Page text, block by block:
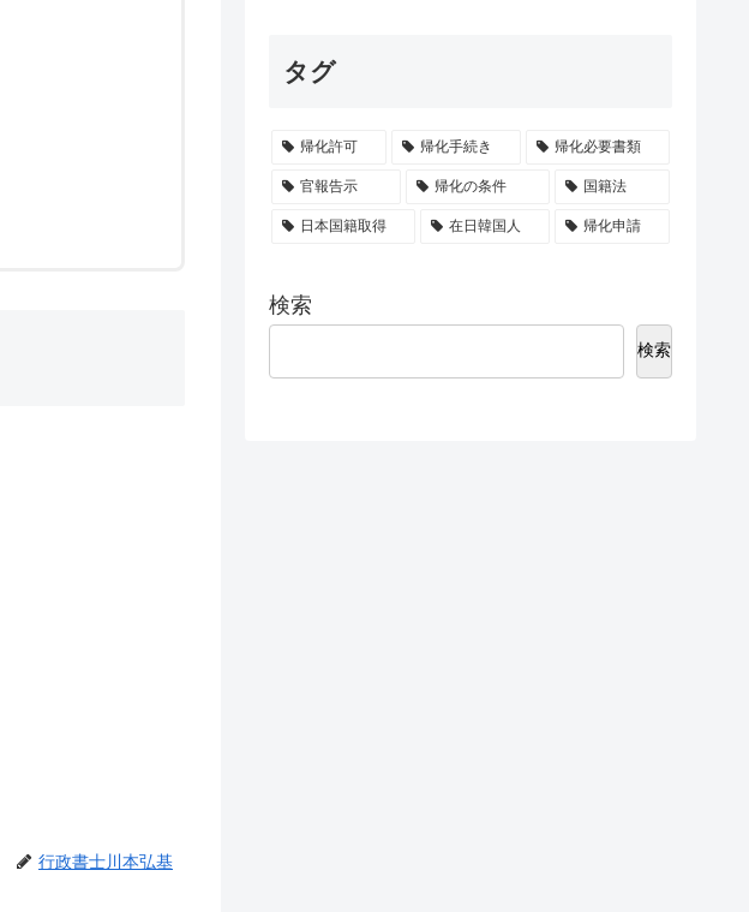
行政書士川本弘基
タグ
帰化許可 帰化手続き 帰化必要書類
官報告示 帰化の条件 国籍法
日本国籍取得 在日韓国人 帰化申請
検索
検索